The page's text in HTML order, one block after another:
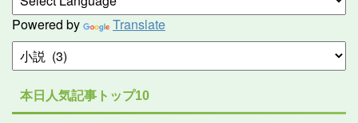
Powered by Translate
本日人気記事トップ10